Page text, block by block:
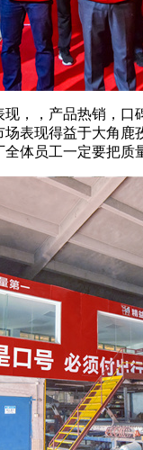
现，，产品热销，
表现得益于大角
体员工一定要把质